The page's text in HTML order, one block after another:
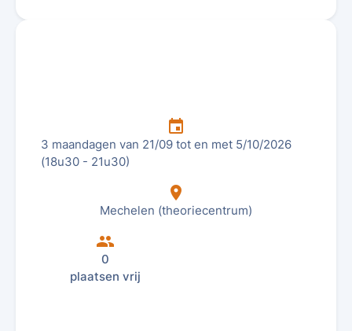
insert_invitation
3 maandagen van 21/09 tot en met 5/10/2026
(18u30 - 21u30)
location_on
Mechelen (theoriecentrum)
group
0
plaatsen vrij